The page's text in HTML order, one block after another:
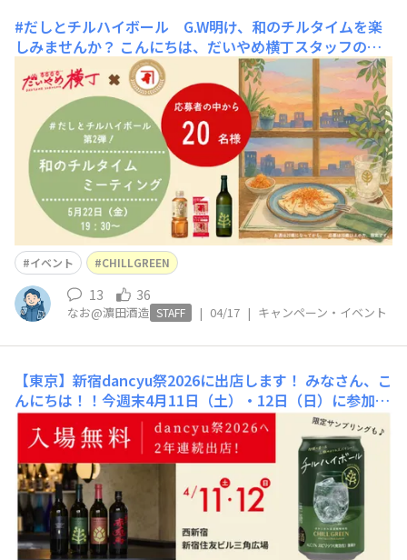
#だしとチルハイボール G.W明け、和のチルタイムを楽
しみませんか？ こんにちは、だいやめ横丁スタッフのな
おです♨＃焼酎とおだしで大好評だった「濵田酒造×鰹節
専門店にんべん」コラボ企画の第2弾、「＃だしとチルハ
イボール」企画の一環でオンラインミーティングを開催し
ます！年度初めの慌ただしさも一段落で生活リズムが落ち
着くGW明け、だしのうま味と新感覚のボタニカル系麦焼
酎「
イベント CHILLGREEN
13 36
なお@濵田酒造 STAFF | 04/17 | キャンペーン・イベント
【東京】新宿dancyu祭2026に出店します！ みなさん、こ
んにちは！！今週末4月11日（土）・12日（日）に参加予
定の都内グルメイベントについてご案内です。当日は横丁
スタッフのともひら・なおが会場にいますので、ぜひお声
かけください📣皆さまのご来場、お待ちしています🙏■日
時/場所日時：2026年4月11日（土）・12日（日）10:00～
17:00